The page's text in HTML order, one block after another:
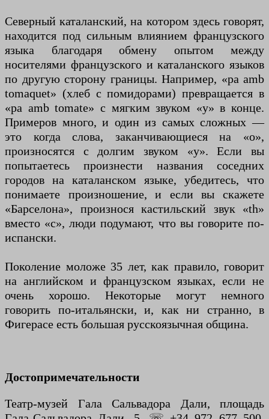
Северный каталанский, на котором здесь говорят,
находится под сильным влиянием французского
языка благодаря обмену опытом между
носителями французского и каталанского языков
по другую сторону границы. Например, «pa amb
tomaquet» (хлеб с помидорами) превращается в
«pa amb tomate» с мягким звуком «у» в конце.
Примеров много, и один из самых сложных —
это когда слова, заканчивающиеся на «о»,
произносятся с долгим звуком «у». Если вы
попытаетесь произнести названия соседних
городов на каталанском языке, убедитесь, что
понимаете произношение, и если вы скажете
«Барселона», произнося кастильский звук «th»
вместо «c», люди подумают, что вы говорите по-
испански.
Поколение моложе 35 лет, как правило, говорит
на английском и французском языках, если не
очень хорошо. Некоторые могут немного
говорить по-итальянски, и, как ни странно, в
Фигерасе есть большая русскоязычная община.
Достопримечательности
Театр-музей Гала Сальвадора Дали, площадь